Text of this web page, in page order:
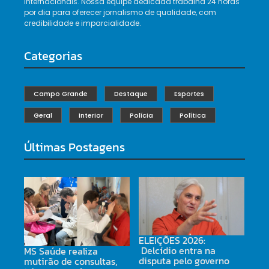
por dia para oferecer jornalismo de qualidade, com
credibilidade e imparcialidade.
Categorias
Campo Grande Destaque Esportes
Geral Interior Polícia Política
Últimas Postagens
MS Saúde realiza
mutirão de consultas,
ELEIÇÕES 2026:
Delcídio entra na
disputa pelo governo